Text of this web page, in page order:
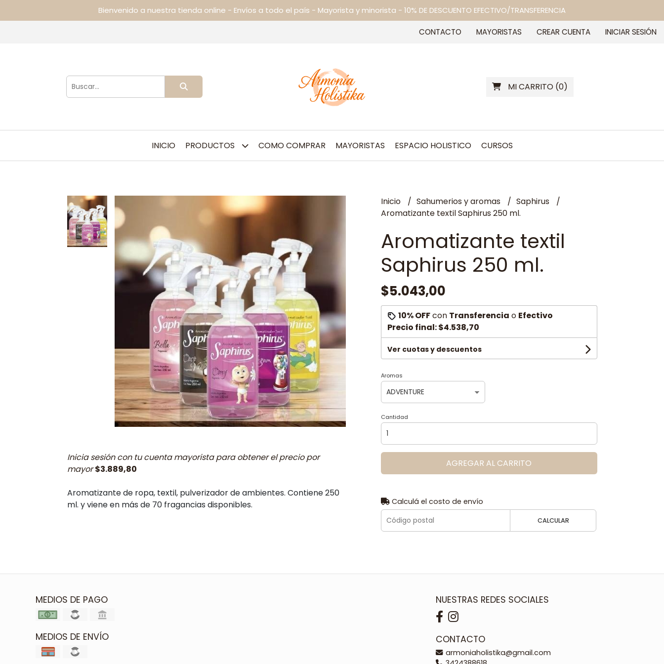
Bienvenido a nuestra tienda online - Envíos a todo el país - Mayorista y minorista - 10% DE DESCUENTO EFECTIVO/TRANSFERENCIA
CONTACTO MAYORISTAS CREAR CUENTA INICIAR SESIÓN
MI CARRITO(0)
INICIO PRODUCTOS COMO COMPRAR MAYORISTAS ESPACIO HOLISTICO CURSOS
Inicia sesión con tu cuenta mayorista para obtener el precio por
mayor$3.889,80
Aromatizante de ropa, textil, pulverizador de ambientes. Contiene 250
ml. y viene en más de 70 fragancias disponibles.
Inicio Sahumerios y aromas
Saphirus
Aromatizante textil Saphirus 250 ml.
Aromatizante textil
Saphirus 250 ml.
$5.043,00
10% OFFcon Transferencia o Efectivo
Precio final:$4.538,70
Ver cuotas y descuentos
Aromas
Cantidad
AGREGAR AL CARRITO
Calculá el costo de envío
CALCULAR
MEDIOS DE PAGO
MEDIOS DE ENVÍO
NUESTRAS REDES SOCIALES
CONTACTO
armoniaholistika@gmail.com